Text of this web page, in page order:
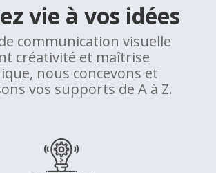
vie à vos idées
communication visuelle
créativité et maîtrise
nous concevons et
vos supports de A à Z.